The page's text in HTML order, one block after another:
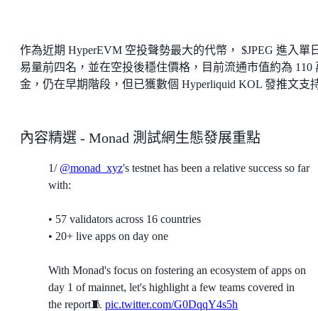
作為近期 HyperEVM 空投聲勢最大的代幣， $JPEG 進入單
易量前四名，並在空投後穩住價格，目前流通市值約為 110
金，仍在早期階段，但已獲數個 Hyperliquid KOL 發推文支
內容精選 - Monad 測試網生態發展重點
1/ @monad_xyz's testnet has been a relative success so far
with:
• 57 validators across 16 countries
• 20+ live apps on day one
With Monad's focus on fostering an ecosystem of apps on
day 1 of mainnet, let's highlight a few teams covered in
the report🧵 pic.twitter.com/G0DqqY4s5h